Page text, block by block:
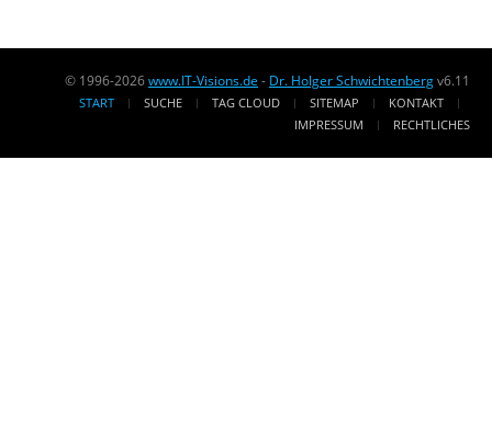
© 1996-2026www.IT-Visions.de - Dr. Holger Schwichtenbergv6.11
START SUCHE TAG CLOUD SITEMAP
KONTAKT
IMPRESSUM
RECHTLICHES